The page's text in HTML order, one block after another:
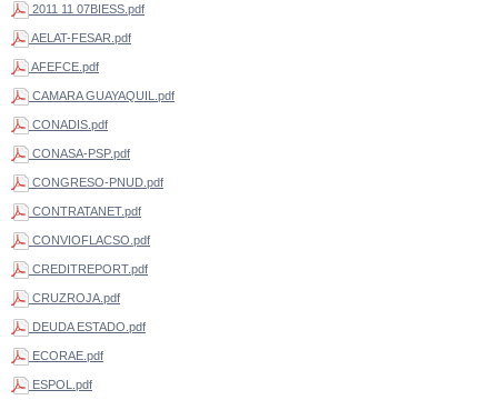
2011 11 07BIESS.pdf
AELAT-FESAR.pdf
AFEFCE.pdf
CAMARA GUAYAQUIL.pdf
CONADIS.pdf
CONASA-PSP.pdf
CONGRESO-PNUD.pdf
CONTRATANET.pdf
CONVIOFLACSO.pdf
CREDITREPORT.pdf
CRUZROJA.pdf
DEUDA ESTADO.pdf
ECORAE.pdf
ESPOL.pdf